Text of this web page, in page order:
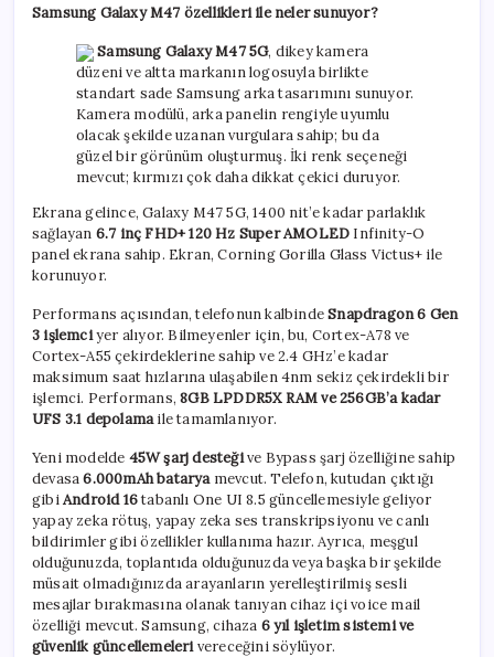
Samsung Galaxy M47 özellikleri ile neler sunuyor?
Samsung Galaxy M47 5G, dikey kamera
düzeni ve altta markanın logosuyla birlikte
standart sade Samsung arka tasarımını sunuyor.
Kamera modülü, arka panelin rengiyle uyumlu
olacak şekilde uzanan vurgulara sahip; bu da
güzel bir görünüm oluşturmuş. İki renk seçeneği
mevcut; kırmızı çok daha dikkat çekici duruyor.
Ekrana gelince, Galaxy M47 5G, 1400 nit’e kadar parlaklık
sağlayan 6.7 inç FHD+ 120 Hz Super AMOLED Infinity-O
panel ekrana sahip. Ekran, Corning Gorilla Glass Victus+ ile
korunuyor.
Performans açısından, telefonun kalbindeSnapdragon 6 Gen
3 işlemciyer alıyor. Bilmeyenler için, bu, Cortex-A78 ve
Cortex-A55 çekirdeklerine sahip ve 2.4 GHz’e kadar
maksimum saat hızlarına ulaşabilen 4nm sekiz çekirdekli bir
işlemci. Performans,8GB LPDDR5X RAM ve 256GB’a kadar
UFS 3.1 depolamaile tamamlanıyor.
Yeni modelde 45W şarj desteğive Bypass şarj özelliğine sahip
devasa6.000mAh bataryamevcut. Telefon, kutudan çıktığı
gibiAndroid 16tabanlı One UI 8.5 güncellemesiyle geliyor
yapay zeka rötuş, yapay zeka ses transkripsiyonu ve canlı
bildirimler gibi özellikler kullanıma hazır. Ayrıca, meşgul
olduğunuzda, toplantıda olduğunuzda veya başka bir şekilde
müsait olmadığınızda arayanların yerelleştirilmiş sesli
mesajlar bırakmasına olanak tanıyan cihaz içi voice mail
özelliği mevcut. Samsung, cihaza 6 yıl işletim sistemi ve
güvenlik güncellemelerivereceğini söylüyor.